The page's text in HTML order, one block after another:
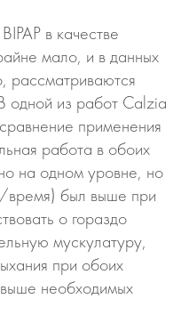
в качестве
мало, и в данных
рассматриваются
одной из работ Calzia
применения
работа в обоих
на одном уровне, но
время) был выше при
о гораздо
мускулатуру,
при обоих
необходимых